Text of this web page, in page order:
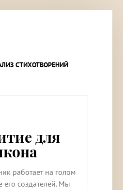
СТИХОТВОРЕНИЙ
для
работает на голом
его создателей. Мы